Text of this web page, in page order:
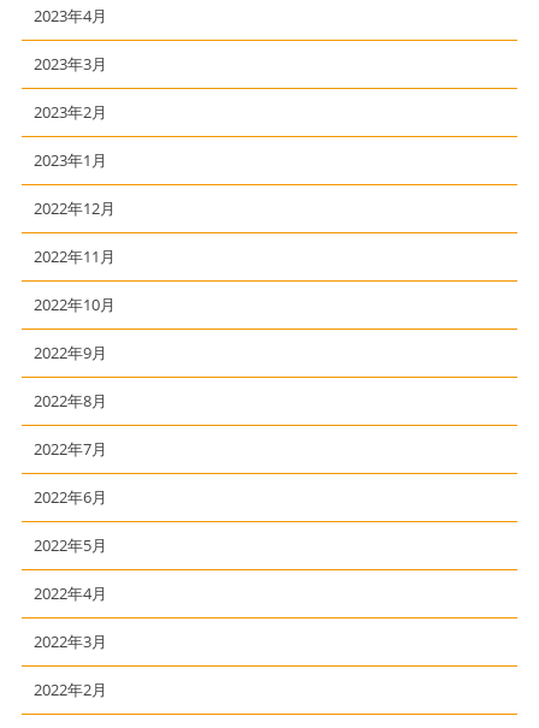
2023年4月
2023年3月
2023年2月
2023年1月
2022年12月
2022年11月
2022年10月
2022年9月
2022年8月
2022年7月
2022年6月
2022年5月
2022年4月
2022年3月
2022年2月